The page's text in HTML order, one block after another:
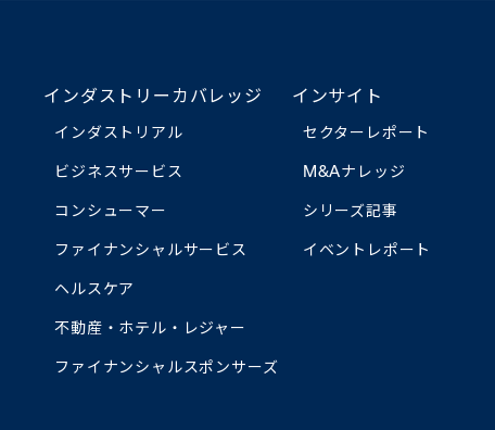
インダストリーカバレッジ
インダストリアル
ビジネスサービス
コンシューマー
ファイナンシャルサービス
ヘルスケア
不動産・ホテル・レジャー
ファイナンシャルスポンサーズ
インサイト
セクターレポート
M&Aナレッジ
シリーズ記事
イベントレポート